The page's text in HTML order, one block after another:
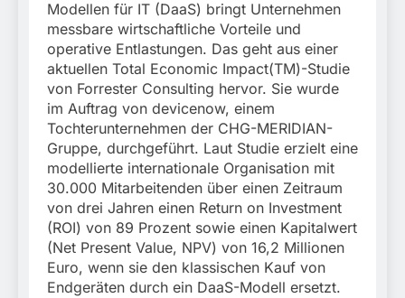
wegen gefährlichen
Eingriffs in den
Bahnverkehr
Zeugen halten
Tatverdächtigen fest /
Mann nach Gleissturz
verletzt
5. August 2026
Modellen für IT (DaaS) bringt Unternehmen
messbare wirtschaftliche Vorteile und
operative Entlastungen. Das geht aus einer
aktuellen Total Economic Impact(TM)-Studie
von Forrester Consulting hervor. Sie wurde
im Auftrag von devicenow, einem
Tochterunternehmen der CHG-MERIDIAN-
Gruppe, durchgeführt. Laut Studie erzielt eine
modellierte internationale Organisation mit
30.000 Mitarbeitenden über einen Zeitraum
von drei Jahren einen Return on Investment
(ROI) von 89 Prozent sowie einen Kapitalwert
(Net Present Value, NPV) von 16,2 Millionen
Euro, wenn sie den klassischen Kauf von
Endgeräten durch ein DaaS-Modell ersetzt.